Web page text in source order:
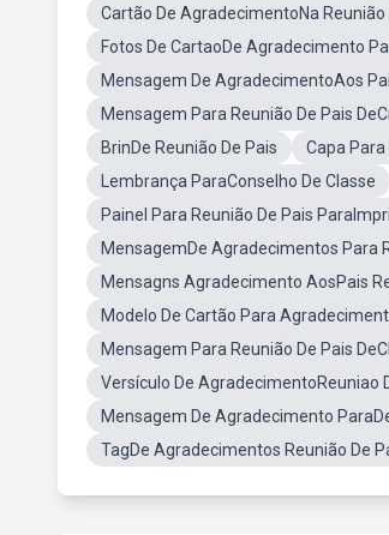
Cartão De AgradecimentoNa Reunião
Fotos De CartaoDe Agradecimento
Mensagem De AgradecimentoAos
Mensagem Para Reunião De Pais
BrinDe Reunião De Pais
Capa
Lembrança ParaConselho De Classe
Painel Para Reunião De Pais
MensagemDe Agradecimentos Para
Mensagns Agradecimento AosPais
Modelo De Cartão Para
Mensagem Para Reunião De Pais
Versículo De AgradecimentoReuniao
Mensagem De Agradecimento
TagDe Agradecimentos Reunião De